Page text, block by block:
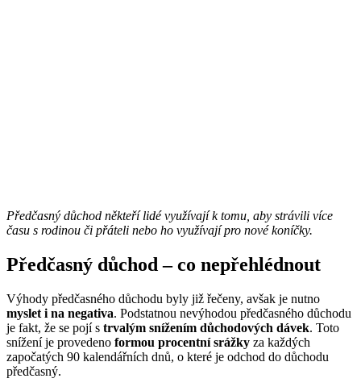
Předčasný důchod někteří lidé využívají k tomu, aby strávili více
času s rodinou či přáteli nebo ho využívají pro nové koníčky.
Předčasný důchod – co nepřehlédnout
Výhody předčasného důchodu byly již řečeny, avšak je nutno
myslet i na negativa. Podstatnou nevýhodou předčasného důchodu
je fakt, že se pojí s trvalým snížením důchodových dávek. Toto
snížení je provedeno formou procentní srážky za každých
započatých 90 kalendářních dnů, o které je odchod do důchodu
předčasný.